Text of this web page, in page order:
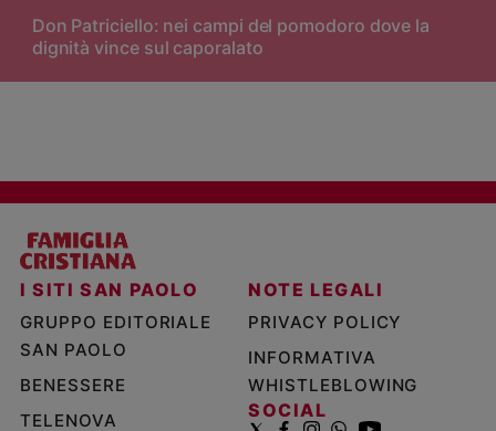
Don Patriciello: nei campi del pomodoro dove la
dignità vince sul caporalato
I SITI SAN PAOLO
GRUPPO EDITORIALE
SAN PAOLO
BENESSERE
TELENOVA
NOTE LEGALI
PRIVACY POLICY
INFORMATIVA
WHISTLEBLOWING
SOCIAL